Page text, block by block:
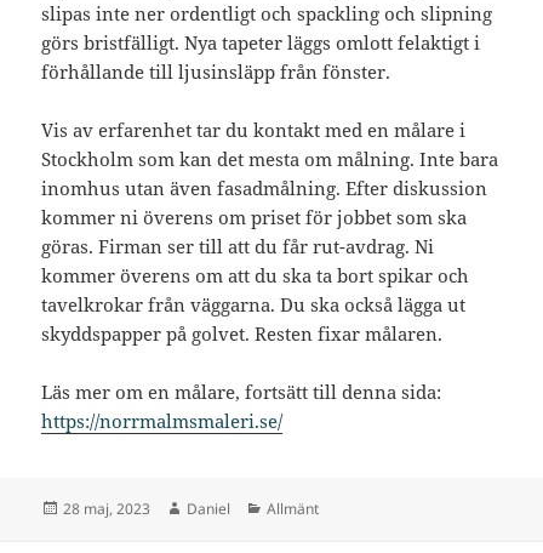
slipas inte ner ordentligt och spackling och slipning
görs bristfälligt. Nya tapeter läggs omlott felaktigt i
förhållande till ljusinsläpp från fönster.
Vis av erfarenhet tar du kontakt med en målare i
Stockholm som kan det mesta om målning. Inte bara
inomhus utan även fasadmålning. Efter diskussion
kommer ni överens om priset för jobbet som ska
göras. Firman ser till att du får rut-avdrag. Ni
kommer överens om att du ska ta bort spikar och
tavelkrokar från väggarna. Du ska också lägga ut
skyddspapper på golvet. Resten fixar målaren.
Läs mer om en målare, fortsätt till denna sida:
https://norrmalmsmaleri.se/
Postat
28 maj, 2023 Författare
Daniel Kategorier
Allmänt